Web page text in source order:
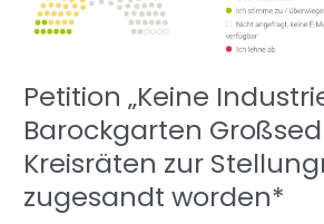
Petition „Keine
Barockgarten
Kreisräten zur
zugesandt worden*
ist
zur
Stellungnahme
zugesandt
worden*